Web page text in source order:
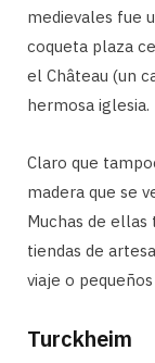
medievales fue
coqueta plaza
el Château (un
hermosa iglesia.
Claro que
madera que se
Muchas de ellas
tiendas de
viaje o
Turckheim